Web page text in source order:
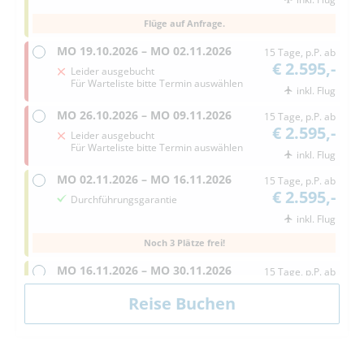
Flüge auf Anfrage.
MO 19.10.2026 – MO 02.11.2026
Leider ausgebucht
Für Warteliste bitte Termin auswählen
15 Tage, p.P. ab
€ 2.595,-
inkl. Flug
MO 26.10.2026 – MO 09.11.2026
Leider ausgebucht
Für Warteliste bitte Termin auswählen
15 Tage, p.P. ab
€ 2.595,-
inkl. Flug
MO 02.11.2026 – MO 16.11.2026
Durchführungsgarantie
15 Tage, p.P. ab
€ 2.595,-
inkl. Flug
Noch 3 Plätze frei!
MO 16.11.2026 – MO 30.11.2026 15 Tage, p.P. ab
€ 2.595,-